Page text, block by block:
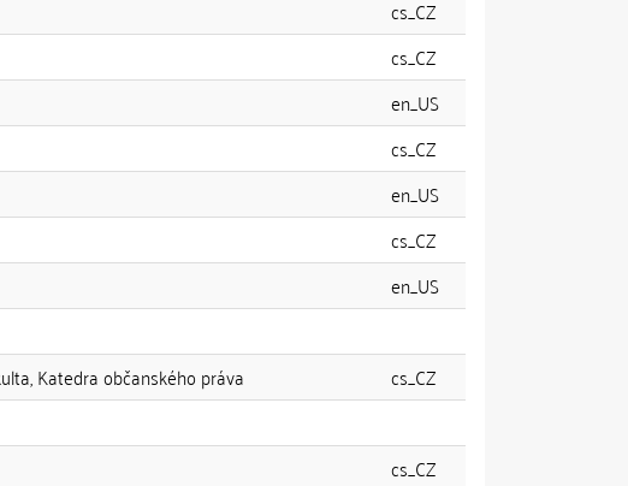
cs_CZ
cs_CZ
en_US
cs_CZ
en_US
cs_CZ
en_US
Katedra občanského práva
cs_CZ
cs_CZ